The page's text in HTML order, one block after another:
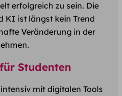
erfolgreich zu sein. Die
KI ist längst kein Trend
Veränderung in der
Studenten
mit digitalen Tools